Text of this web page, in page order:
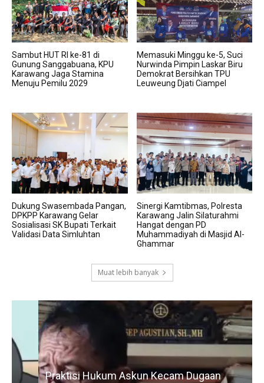
Sambut HUT RI ke-81 di
Gunung Sanggabuana, KPU
Karawang Jaga Stamina
Menuju Pemilu 2029
Memasuki Minggu ke-5, Suci
Nurwinda Pimpin Laskar Biru
Demokrat Bersihkan TPU
Leuweung Djati Ciampel
Dukung Swasembada Pangan,
DPKPP Karawang Gelar
Sosialisasi SK Bupati Terkait
Validasi Data Simluhtan
Sinergi Kamtibmas, Polresta
Karawang Jalin Silaturahmi
Hangat dengan PD
Muhammadiyah di Masjid Al-
Ghammar
Muat lebih banyak
Praktisi Hukum Askun Kecam Dugaan